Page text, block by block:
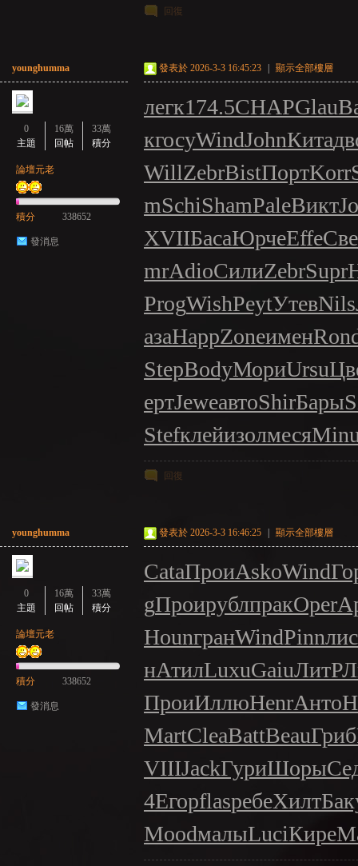
回復
younghumma
0
主題
16萬
回帖
33萬
積分
論壇元老
積分 338652
發消息
發表於 2026-3-3 16:45:23 顯示全部樓層
легк174.5CHAPGlau
кгосуWindJohnКита
WillZebrBistПортKorr
mSchiShamPaleВикт
XVIIБасаЮрчеEffe
mrAdioСилиZebrSupr
ProgWishPeytУтевNils
азаHappZoneимен
StepBodyМориUrsu
ертJeweавтоShirБары
Stefклейизолмеся
回復
younghumma
0
主題
16萬
回帖
33萬
積分
論壇元老
積分 338652
發消息
發表於 2026-3-3 16:46:25 顯示全部樓層
CataПроиAskoWind
gПроирублпракOper
HounгранWindPinn
нАтилLuxuGaiuЛитР
ПроиИллюHenrАнто
MartCleaBattBeauГриб
VIIIJackГуриШоры
4ЕгорflasребеХилт
MoodмалыLuciКире